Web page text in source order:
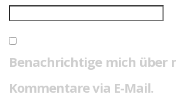
Benachrichtige mich über
Kommentare via E-Mail.